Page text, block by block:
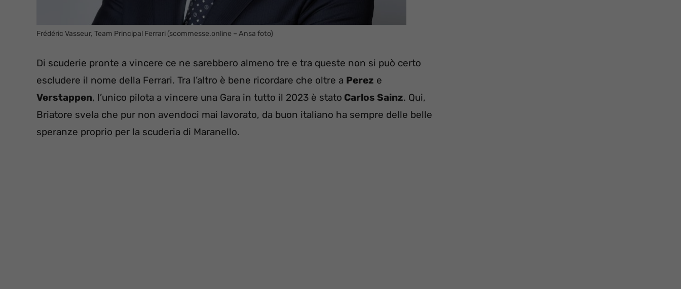
Frédéric Vasseur, Team Principal Ferrari (scommesse.online – Ansa foto)
Di scuderie pronte a vincere ce ne sarebbero almeno tre e tra queste non si può certo
escludere il nome della Ferrari. Tra l’altro è bene ricordare che oltre a Perez e
Verstappen, l’unico pilota a vincere una Gara in tutto il 2023 è stato Carlos Sainz. Qui,
Briatore svela che pur non avendoci mai lavorato, da buon italiano ha sempre delle belle
speranze proprio per la scuderia di Maranello.